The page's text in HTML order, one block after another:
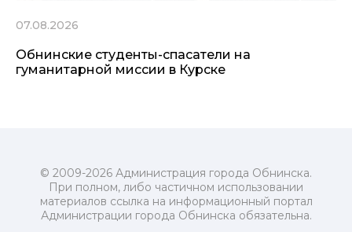
07.08.2026
Обнинские студенты-спасатели на
гуманитарной миссии в Курске
© 2009-2026 Администрация города Обнинска.
При полном, либо частичном использовании
материалов ссылка на информационный портал
Администрации города Обнинска обязательна.